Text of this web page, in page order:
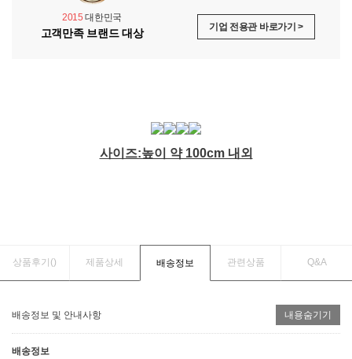
2015 대한민국
고객만족 브랜드 대상 기업 전용관 바로가기 >
사이즈:높이 약 100cm 내외
상품후기() 제품상세 배송정보 관련상품 Q&A
배송정보 및 안내사항 내용숨기기
배송정보